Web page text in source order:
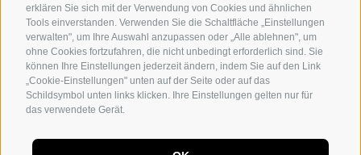
erklären Sie sich mit der Verwendung von Cookies und ähnlichen
Tools einverstanden. Verwenden Sie die Schaltfläche „Einstellungen
verwalten", um Ihre Auswahl anzupassen oder „Alle ablehnen", um
ohne Cookies fortzufahren, die nicht unbedingt erforderlich sind. Sie
können Ihre Einstellungen jederzeit ändern, indem Sie auf den Link
„Cookie-Einstellungen" unten auf der Seite oder auf das
Schildsymbol unten links klicken. Ihre Einstellungen gelten nur für
das verwendete Gerät.
HOME
ABOUT US
CONTACT US
HORSES
DE
IT EN